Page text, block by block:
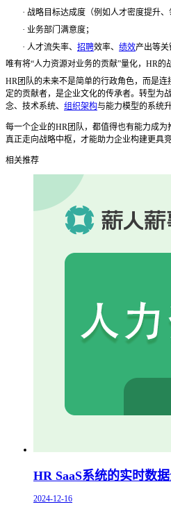
· 战略目标达成度（例如人才密度提升、
· 业务部门满意度；
· 人才流失率、 招聘效率、 绩效产出等关
唯有将“人力资源对业务的贡献”量化，HR的
HR团队的未来不是简单的行政角色，而是
定的贡献者，是企业文化的传承者。转型为
念、技术系统、 组织架构与能力模型的系统升
每一个企业的HR团队，都值得也有能力成
真正走向战略中枢，才能助力企业构建更具
相关推荐
HR SaaS系统的实时数
2024-12-16